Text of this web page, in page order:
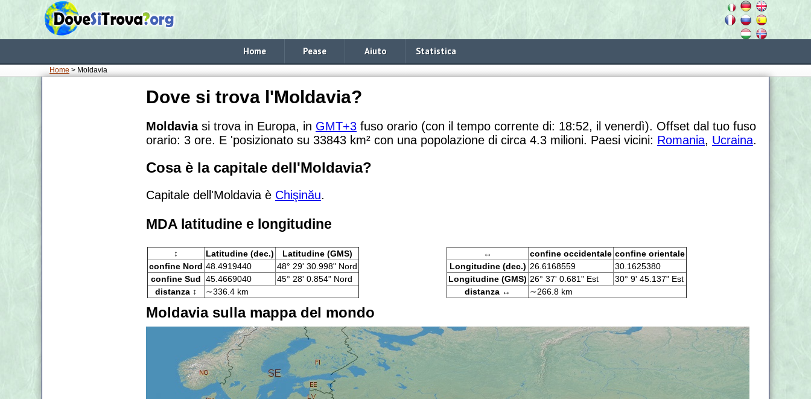
Home Pease Aiuto Statistica
Home > Moldavia
Dove si trova l'Moldavia?
Moldaviasi trova in Europa, in GMT+3 fuso orario (con il tempo corrente di: 18:52, il venerdì). Offset dal tuo fuso
orario: 3 ore. E 'posizionato su 33843 km² con una popolazione di circa 4.3 milioni. Paesi vicini: Romania, Ucraina.
Cosa è la capitale dell'Moldavia?
Capitale dell'Moldavia è Chişinău.
MDA latitudine e longitudine
↕ Latitudine (dec.)
Latitudine (GMS)
confine Nord 48.4919440
48° 29' 30.998" Nord
confine Sud 45.4669040
45° 28' 0.854" Nord
distanza ↕
∼336.4 km
↔ confine occidentale confine orientale
Longitudine (dec.) 26.6168559
30.1625380
Longitudine (GMS) 26° 37' 0.681" Est
30° 9' 45.137" Est
distanza ↔
∼266.8 km
Moldavia sulla mappa del mondo